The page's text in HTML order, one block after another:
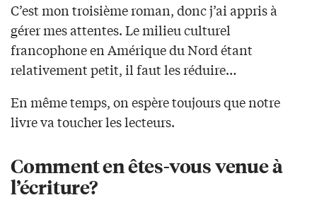
C’est mon troisième roman, donc j’ai appris à
gérer mes attentes. Le milieu culturel
francophone en Amérique du Nord étant
relativement petit, il faut les réduire…
En même temps, on espère toujours que notre
livre va toucher les lecteurs.
Comment en êtes-vous venue à
l’écriture?